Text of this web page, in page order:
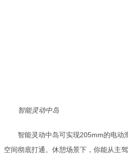
智能灵动中岛
智能灵动中岛可实现205mm的电动
空间彻底打通。休憩场景下，你能从主